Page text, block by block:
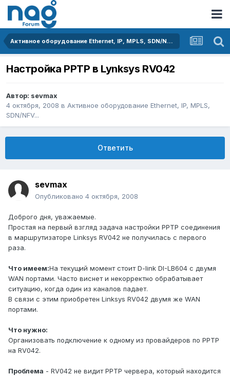
Активное оборудование Ethernet, IP, MPLS, SDN/NFV...
Настройка PPTP в Lynksys RV042
Автор: sevmax
4 октября, 2008 в Активное оборудование Ethernet, IP, MPLS,
SDN/NFV...
Ответить
sevmax
Опубликовано 4 октября, 2008
Доброго дня, уважаемые.
Простая на первый взгляд задача настройки PPTP соединения
в маршрутизаторе Linksys RV042 не получилась с первого
раза.
Что имеем:На текущий момент стоит D-link DI-LB604 с двумя
WAN портами. Часто виснет и некорректно обрабатывает
ситуацию, когда один из каналов падает.
В связи с этим приобретен Linksys RV042 двумя же WAN
портами.
Что нужно:
Организовать подключение к одному из провайдеров по PPTP
на RV042.
Проблема - RV042 не видит PPTP червера, который находится